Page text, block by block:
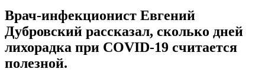
Врач-инфекционист Евгений
Дубровский рассказал, сколько дней
лихорадка при COVID-19 считается
полезной.